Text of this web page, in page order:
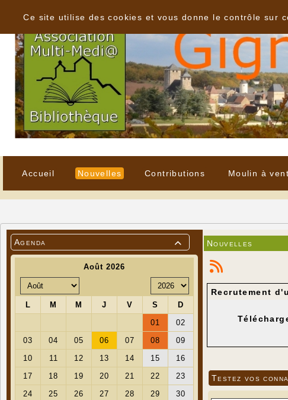
Accueil Nouvelles Contributions Moulin à vent

Agenda Nouvelles
Recrutement
Testez vos
Ce site utilise des cookies et vous donne le contrôle sur